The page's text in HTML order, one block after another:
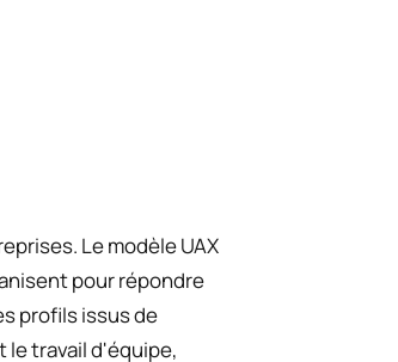
Le modèle UAX
pour répondre
profils issus de
travail d'équipe,